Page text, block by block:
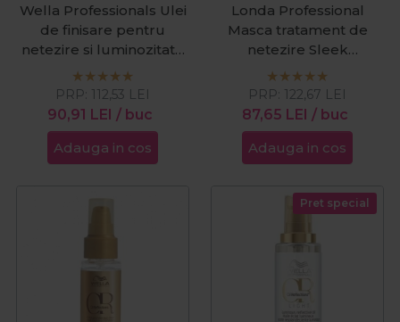
Wella Professionals Ulei
de finisare pentru
netezire si luminozitate
Oil Reflections 100ml
90,91 LEI / buc
PRP: 112,53 LEI
Adauga in cos
Londa Professional
Masca tratament de
netezire Sleek
Smoother 750ml
87,65 LEI / buc
PRP: 122,67 LEI
Adauga in cos
Pret special